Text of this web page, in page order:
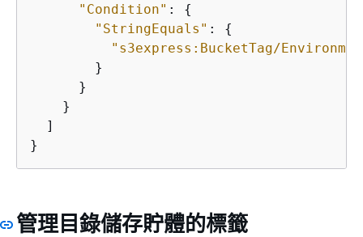
"Condition" : {
"StringEquals" : {
"s3express:BucketTag/
        }
      }
    }
  ]
管理目錄儲存貯體的標籤